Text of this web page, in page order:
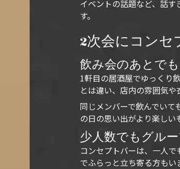
イベントの話題など、話
す。
2次会にコンセ
飲み会のあとで
1軒目の居酒屋でゆっくり
とは違い、店内の雰囲気や
同じメンバーで飲んでい
の日の思い出がより楽しい
少人数でもグル
コンセプトバーは、一人
でふらっと立ち寄る方もい